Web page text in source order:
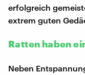
erfolgreich
extrem guten
Ratten haben
Neben